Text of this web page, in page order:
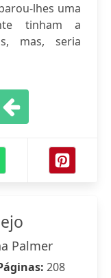
lhes uma
tinham a
mas, seria
Palmer
208